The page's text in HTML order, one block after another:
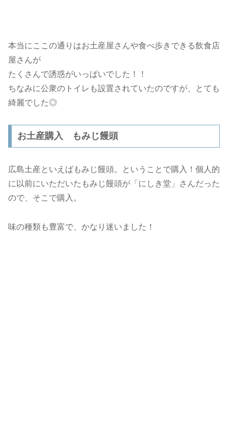
本当にここの通りはお土産屋さんや食べ歩きできる飲食店
屋さんが
たくさんで誘惑がいっぱいでした！！
ちなみに公衆のトイレも設置されていたのですが、とても
綺麗でした◎
お土産購入 もみじ饅頭
広島土産といえばもみじ饅頭。ということで購入！個人的
に以前にいただいたもみじ饅頭が「にしき堂」さんだった
ので、そこで購入。
味の種類も豊富で、かなり迷いました！